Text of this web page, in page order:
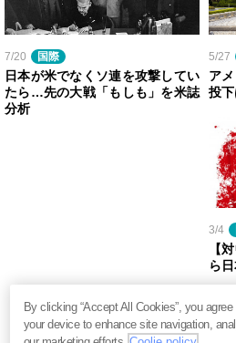
7/20 国際
日本が米でなくソ連を攻撃してい
たら…先の大戦「もしも」を米誌
分析
5/27
ア
投
3/4
【
ら
By clicking “Accept All Cookies”, you
your device to enhance site navigation,